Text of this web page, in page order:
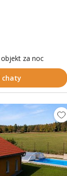
objekt za noc
chaty